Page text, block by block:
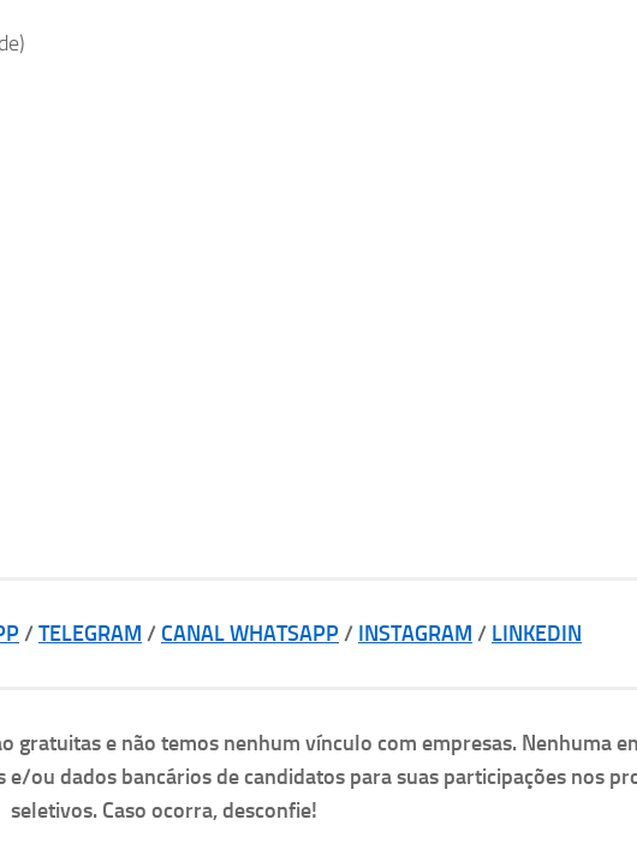
/ TELEGRAM / CANAL WHATSAPP/ INSTAGRAM / LINKEDIN
gratuitas e não temos nenhum vínculo com empresas. Nenhuma
ou dados bancários de candidatos para suas participações nos
seletivos. Caso ocorra, desconfie!